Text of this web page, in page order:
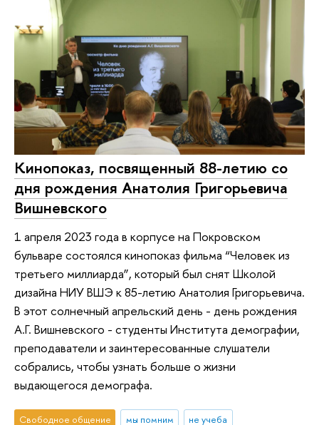
Кинопоказ, посвященный 88-летию со
дня рождения Анатолия Григорьевича
Вишневского
1 апреля 2023 года в корпусе на Покровском
бульваре состоялся кинопоказ фильма “Человек из
третьего миллиарда”, который был снят Школой
дизайна НИУ ВШЭ к 85-летию Анатолия Григорьевича.
В этот солнечный апрельский день - день рождения
А.Г. Вишневского - студенты Института демографии,
преподаватели и заинтересованные слушатели
собрались, чтобы узнать больше о жизни
выдающегося демографа.
Свободное общение мы помним не учеба